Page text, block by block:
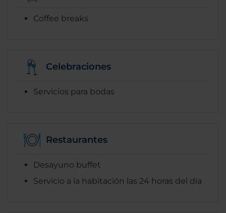
Coffee breaks
Celebraciones
Servicios para bodas
Restaurantes
Desayuno buffet
Servicio a la habitación las 24 horas del día